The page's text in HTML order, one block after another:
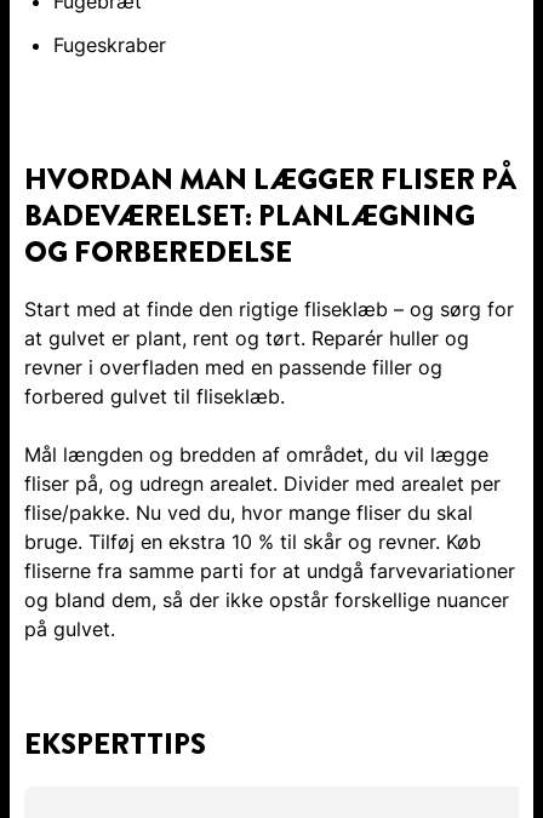
Fugeskraber
HVORDAN MAN LÆGGER FLISER PÅ
BADEVÆRELSET: PLANLÆGNING
OG FORBEREDELSE
Start med at finde den rigtige fliseklæb – og sørg for
at gulvet er plant, rent og tørt. Reparér huller og
revner i overfladen med en passende filler og
forbered gulvet til fliseklæb.
Mål længden og bredden af området, du vil lægge
fliser på, og udregn arealet. Divider med arealet per
flise/pakke. Nu ved du, hvor mange fliser du skal
bruge. Tilføj en ekstra 10 % til skår og revner. Køb
fliserne fra samme parti for at undgå farvevariationer
og bland dem, så der ikke opstår forskellige nuancer
på gulvet.
EKSPERTTIPS